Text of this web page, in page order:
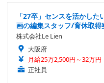
「27卒」センスを活かし
画の編集スタッフ/育休取
株式会社Le Lien
大阪府
月給25万2,500円～32万円
正社員